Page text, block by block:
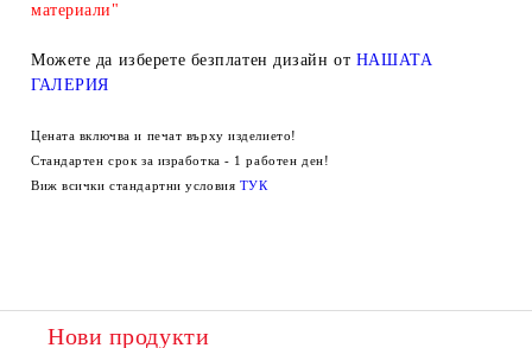
материали"
Можете да изберете безплатен дизайн от НАШАТА
ГАЛЕРИЯ
Цената включва и печат върху изделието!
Стандартен срок за изработка - 1 работен ден!
Виж всички стандартни условия ТУК
Нови продукти